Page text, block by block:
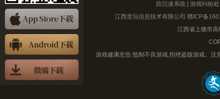
防沉迷系统| 游戏纠纷
江西贪玩信息技术有限公司 赣ICP备
江西省上饶市
游戏健康忠告:抵制不良游戏,拒绝盗版游戏。